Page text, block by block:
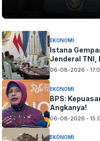
EKONOMI
Istana
Jenderal TNI,
06-08-2026 -
EKONOMI
BPS:
Angkanya!
06-08-2026 -
EKONOMI